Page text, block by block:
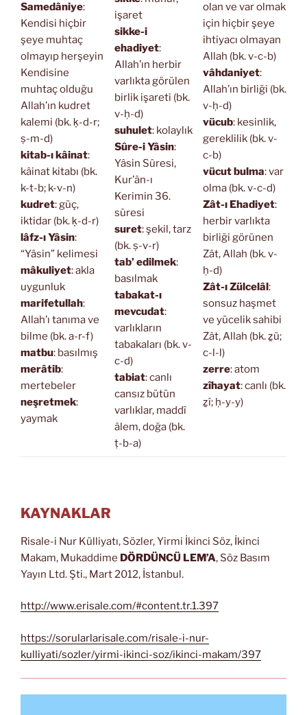
Samedâniye:
Kendisi hiçbir
şeye muhtaç
olmayıp herşeyin
Kendisine
muhtaç olduğu
Allah’ın kudret
kalemi (bk. ḳ-d-r;
ṣ-m-d)
kitab-ı kâinat:
kâinat kitabı (bk.
k-t-b; k-v-n)
kudret: güç,
iktidar (bk. ḳ-d-r)
lâfz-ı Yâsin:
“Yâsin” kelimesi
mâkuliyet: akla
uygunluk
marifetullah:
Allah’ı tanıma ve
bilme (bk. a-r-f)
matbu: basılmış
merâtib:
mertebeler
neşretmek:
yaymak
işaret
sikke-i
ehadiyet:
Allah’ın herbir
varlıkta görülen
birlik işareti (bk.
v-ḥ-d)
suhulet: kolaylık
Sûre-i Yâsin:
Yâsin Sûresi,
Kur’ân-ı
Kerimin 36.
sûresi
suret: şekil, tarz
(bk. ṣ-v-r)
tab’ edilmek:
basılmak
tabakat-ı
mevcudat:
varlıkların
tabakaları (bk. v-
c-d)
tabiat: canlı
cansız bütün
varlıklar, maddî
âlem, doğa (bk.
ṭ-b-a)
olan ve var olmak
için hiçbir şeye
ihtiyacı olmayan
Allah (bk. v-c-b)
vâhdaniyet:
Allah’ın birliği (bk.
v-ḥ-d)
vücub: kesinlik,
gereklilik (bk. v-
c-b)
vücut bulma: var
olma (bk. v-c-d)
Zât-ı Ehadiyet:
herbir varlıkta
birliği görünen
Zât, Allah (bk. v-
ḥ-d)
Zât-ı Zülcelâl:
sonsuz haşmet
ve yücelik sahibi
Zât, Allah (bk. ẕü;
c-l-l)
zerre: atom
zîhayat: canlı (bk.
ẕî; ḥ-y-y)
KAYNAKLAR
Risale-i Nur Külliyatı, Sözler, Yirmi İkinci Söz, İkinci
Makam, Mukaddime DÖRDÜNCÜ LEM’A, Söz Basım
Yayın Ltd. Şti., Mart 2012, İstanbul.
http://www.erisale.com/#content.tr.1.397
https://sorularlarisale.com/risale-i-nur-
kulliyati/sozler/yirmi-ikinci-soz/ikinci-makam/397